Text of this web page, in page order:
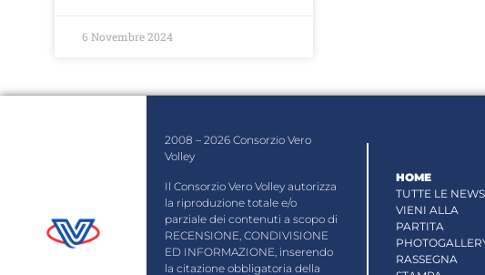
6 Novembre 2024
2008 – 2026 Consorzio Vero
Volley
Il Consorzio Vero Volley autorizza
la riproduzione totale e/o
parziale dei contenuti a scopo di
RECENSIONE, CONDIVISIONE
ED INFORMAZIONE, inserendo
la citazione obbligatoria della
HOME
TUTTE LE NEWS
VIENI ALLA
PARTITA
RASSEGNA